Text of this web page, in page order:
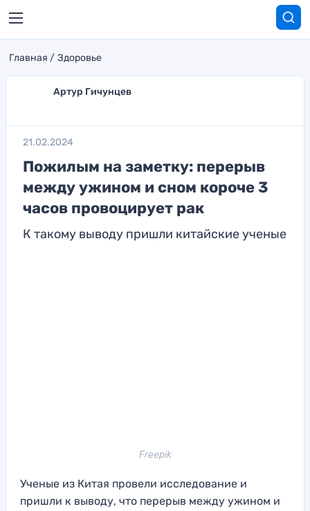
Главная Здоровье
Артур Гичунцев
21.02.2024
Пожилым на заметку: перерыв
между ужином и сном короче 3
часов провоцирует рак
К такому выводу пришли китайские ученые
Freepik
Ученые из Китая провели исследование и
пришли к выводу, что перерыв между ужином и